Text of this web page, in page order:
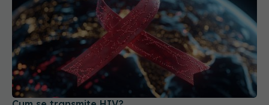
Cum se transmite HIV?
17 sep 2025, 18:19